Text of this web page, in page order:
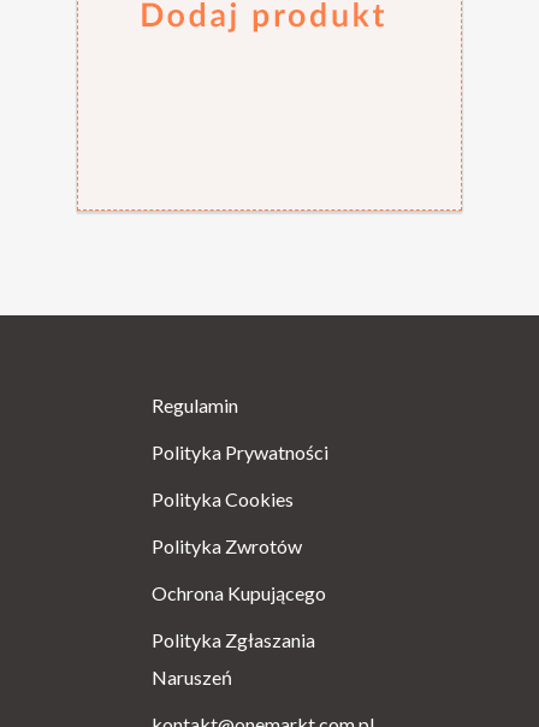
Regulamin
Polityka Prywatności
Polityka Cookies
Polityka Zwrotów
Ochrona Kupującego
Polityka Zgłaszania
Naruszeń